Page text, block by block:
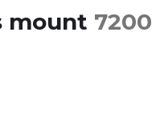
mount 7200